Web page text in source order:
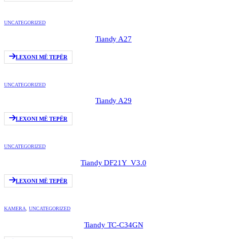
UNCATEGORIZED
Tiandy A27
LEXONI MË TEPËR
UNCATEGORIZED
Tiandy A29
LEXONI MË TEPËR
UNCATEGORIZED
Tiandy DF21Y_V3.0
LEXONI MË TEPËR
KAMERA UNCATEGORIZED
Tiandy TC-C34GN